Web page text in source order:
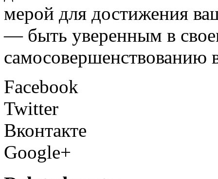
мерой для достижения
— быть уверенным в
Facebook
Twitter
Вконтакте
Google+